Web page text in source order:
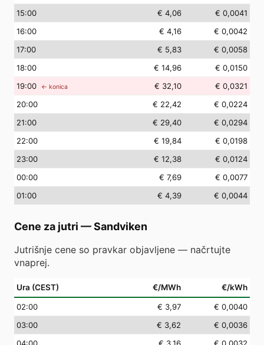
15:00 € 4,06
€ 0,0041
16:00 € 4,16
€ 0,0042
17:00 € 5,83
€ 0,0058
18:00 € 14,96
€ 0,0150
19:00 ← konica € 32,10
€ 0,0321
20:00 € 22,42
€ 0,0224
21:00 € 29,40
€ 0,0294
22:00 € 19,84
€ 0,0198
23:00 € 12,38
€ 0,0124
00:00 € 7,69
€ 0,0077
01:00 € 4,39 € 0,0044
Cene za jutri —Sandviken
Jutrišnje cene so pravkar objavljene — načrtujte
vnaprej.
Ura (CEST) €/MWh €/kWh
02:00 € 3,97
€ 0,0040
03:00 € 3,62
€ 0,0036